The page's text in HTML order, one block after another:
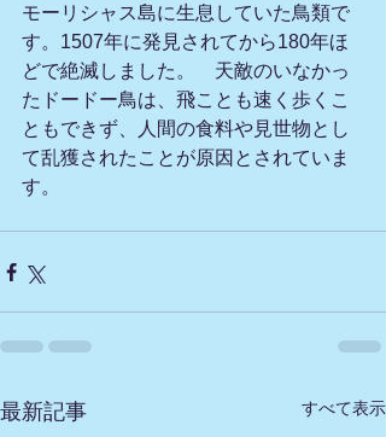
モーリシャス﻿島に﻿生息していた鳥類で
す。1507年に﻿発見されてから180年ほ
どで﻿絶滅しました。　﻿天敵のいなかっ
たドードー鳥は、﻿飛ことも﻿速く﻿歩くこ
ともできず、﻿人間の食料や﻿見世物とし
て﻿乱獲されたことが﻿原因とされていま
す。
最新記事 すべて表示